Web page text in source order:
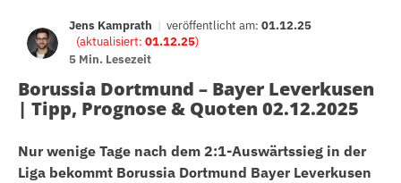
Jens Kamprath | veröffentlicht am: 01.12.25
(aktualisiert: 01.12.25)
5 Min. Lesezeit
Borussia Dortmund – Bayer Leverkusen
| Tipp, Prognose & Quoten 02.12.2025
Nur wenige Tage nach dem 2:1-Auswärtssieg in der
Liga bekommt Borussia Dortmund Bayer Leverkusen